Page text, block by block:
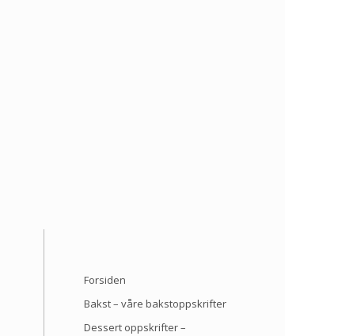
Forsiden
Bakst – våre bakstoppskrifter
Dessert oppskrifter –